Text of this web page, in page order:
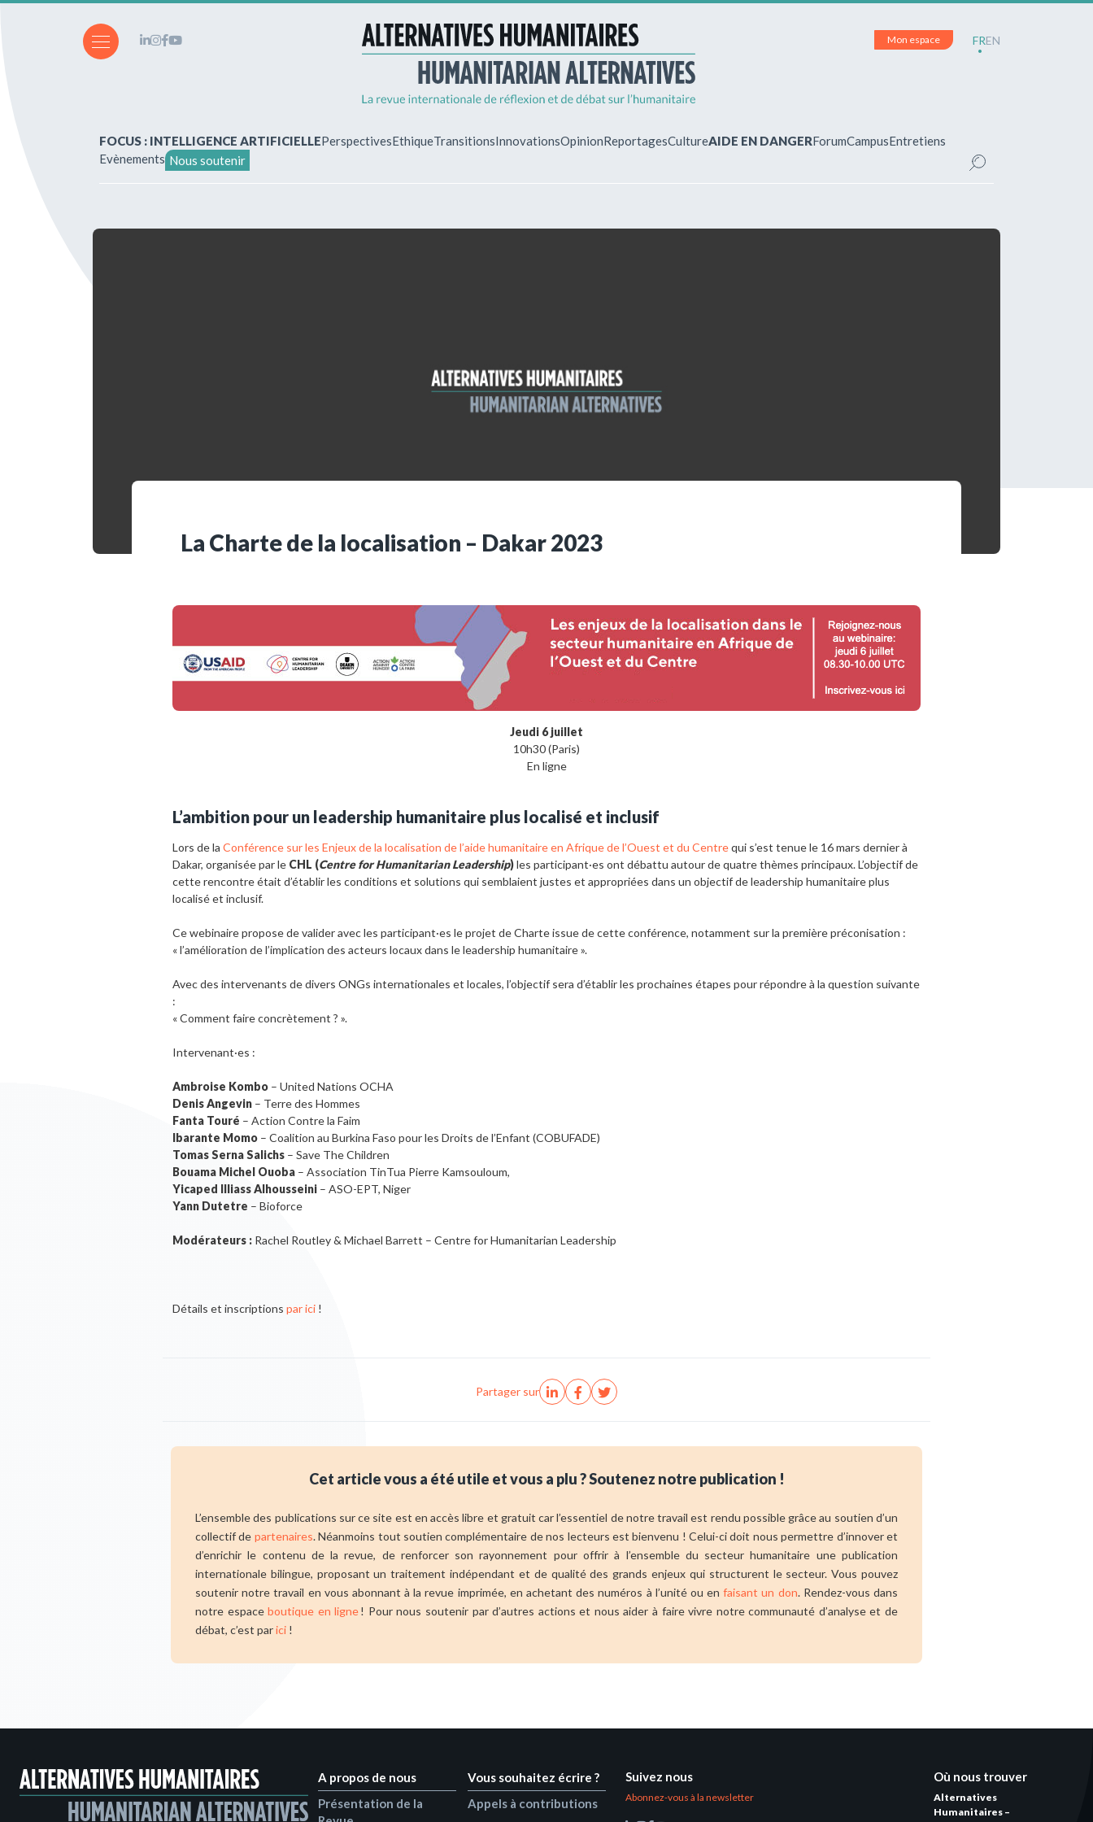
Mon espace FREN
FOCUS : INTELLIGENCE ARTIFICIELLEPerspectivesEthiqueTransitionsInnovationsOpinionReportagesCultureAIDE EN DANGERForumCampusEntretiens
Evènements Nous soutenir
La Charte de la localisation – Dakar 2023
Jeudi 6 juillet
10h30 (Paris)
En ligne
L’ambition pour un leadership humanitaire plus localisé et inclusif
Lors de la Conférence sur les Enjeux de la localisation de l’aide humanitaire en Afrique de l’Ouest et du Centrequi s’est tenue le 16 mars dernier à
Dakar, organisée par le CHL (Centre for Humanitarian Leadership)les participant·es ont débattu autour de quatre thèmes principaux. L’objectif de
cette rencontre était d’établir les conditions et solutions qui semblaient justes et appropriées dans un objectif de leadership humanitaire plus
localisé et inclusif.
Ce webinaire propose de valider avec les participant·es le projet de Charte issue de cette conférence, notamment sur la première préconisation :
« l’amélioration de l’implication des acteurs locaux dans le leadership humanitaire ».
Avec des intervenants de divers ONGs internationales et locales, l’objectif sera d’établir les prochaines étapes pour répondre à la question suivante
:
« Comment faire concrètement ? ».
Intervenant·es :
Ambroise Kombo – United Nations OCHA
Denis Angevin – Terre des Hommes
Fanta Touré – Action Contre la Faim
Ibarante Momo – Coalition au Burkina Faso pour les Droits de l’Enfant (COBUFADE)
Tomas Serna Salichs – Save The Children
Bouama Michel Ouoba – Association TinTua Pierre Kamsouloum,
Yicaped Illiass Alhousseini – ASO-EPT, Niger
Yann Dutetre – Bioforce
Modérateurs : Rachel Routley & Michael Barrett – Centre for Humanitarian Leadership
Détails et inscriptions par ici !
Partager sur
Cet article vous a été utile et vous a plu ? Soutenez notre publication !
L’ensemble des publications sur ce site est en accès libre et gratuit car l’essentiel de notre travail est rendu possible grâce au soutien d’un
collectif de partenaires. Néanmoins tout soutien complémentaire de nos lecteurs est bienvenu ! Celui-ci doit nous permettre d’innover et
d’enrichir le contenu de la revue, de renforcer son rayonnement pour offrir à l’ensemble du secteur humanitaire une publication
internationale bilingue, proposant un traitement indépendant et de qualité des grands enjeux qui structurent le secteur. Vous pouvez
soutenir notre travail en vous abonnant à la revue imprimée, en achetant des numéros à l’unité ou enfaisant un don. Rendez-vous dans
notre espaceboutique en ligne! Pour nous soutenir par d’autres actions et nous aider à faire vivre notre communauté d’analyse et de
débat, c’est parici !
A propos de nous
Présentation de la
Vous souhaitez écrire ?
Appels à contributions
Suivez nous
Abonnez-vous à la newsletter
Où nous trouver
Alternatives
Humanitaires –